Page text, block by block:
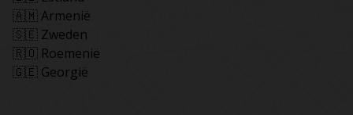
🇦🇲 Armenië
🇸🇪 Zweden
🇷🇴 Roemenië
🇬🇪 Georgië